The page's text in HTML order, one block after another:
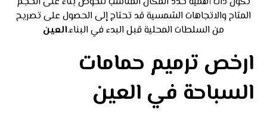
المتاح والاتجاهات الشمسية قد تحتاج إلى الحصول على تصريح
من السلطات المحلية قبل البدء في البناء.العين
ارخص ترميم حمامات
السباحة في العين